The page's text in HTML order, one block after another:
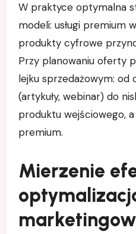
W praktyce optymalna
modeli: usługi premium
produkty cyfrowe
Przy planowaniu oferty
lejku sprzedażowym: od
(artykuły, webinar) do
produktu wejściowego,
premium.
Mierzenie